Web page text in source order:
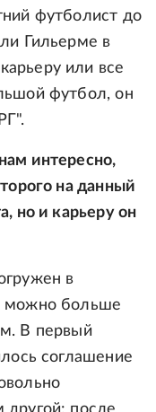
футболист до
Гильерме в
или все
футбол, он
интересно,
на данный
но и карьеру он
в
можно больше
В первый
соглашение